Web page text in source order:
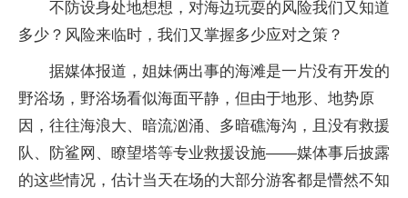
不防设身处地想想，对海边玩耍的风险我们又知道
多少？风险来临时，我们又掌握多少应对之策？
据媒体报道，姐妹俩出事的海滩是一片没有开发的
野浴场，野浴场看似海面平静，但由于地形、地势原
因，往往海浪大、暗流汹涌、多暗礁海沟，且没有救援
队、防鲨网、瞭望塔等专业救援设施——媒体事后披露
的这些情况，估计当天在场的大部分游客都是懵然不知